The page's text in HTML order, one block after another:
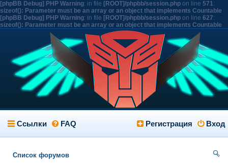
[phpBB Debug] PHP Warning: in file [ROOT]/phpbb/session.php on line 571:
sizeof(): Parameter must be an array or an object that implements Countable
[phpBB Debug] PHP Warning: in file [ROOT]/phpbb/session.php on line 627:
sizeof(): Parameter must be an array or an object that implements Countable
Ссылки FAQ Вход
Регистрация
Список форумов